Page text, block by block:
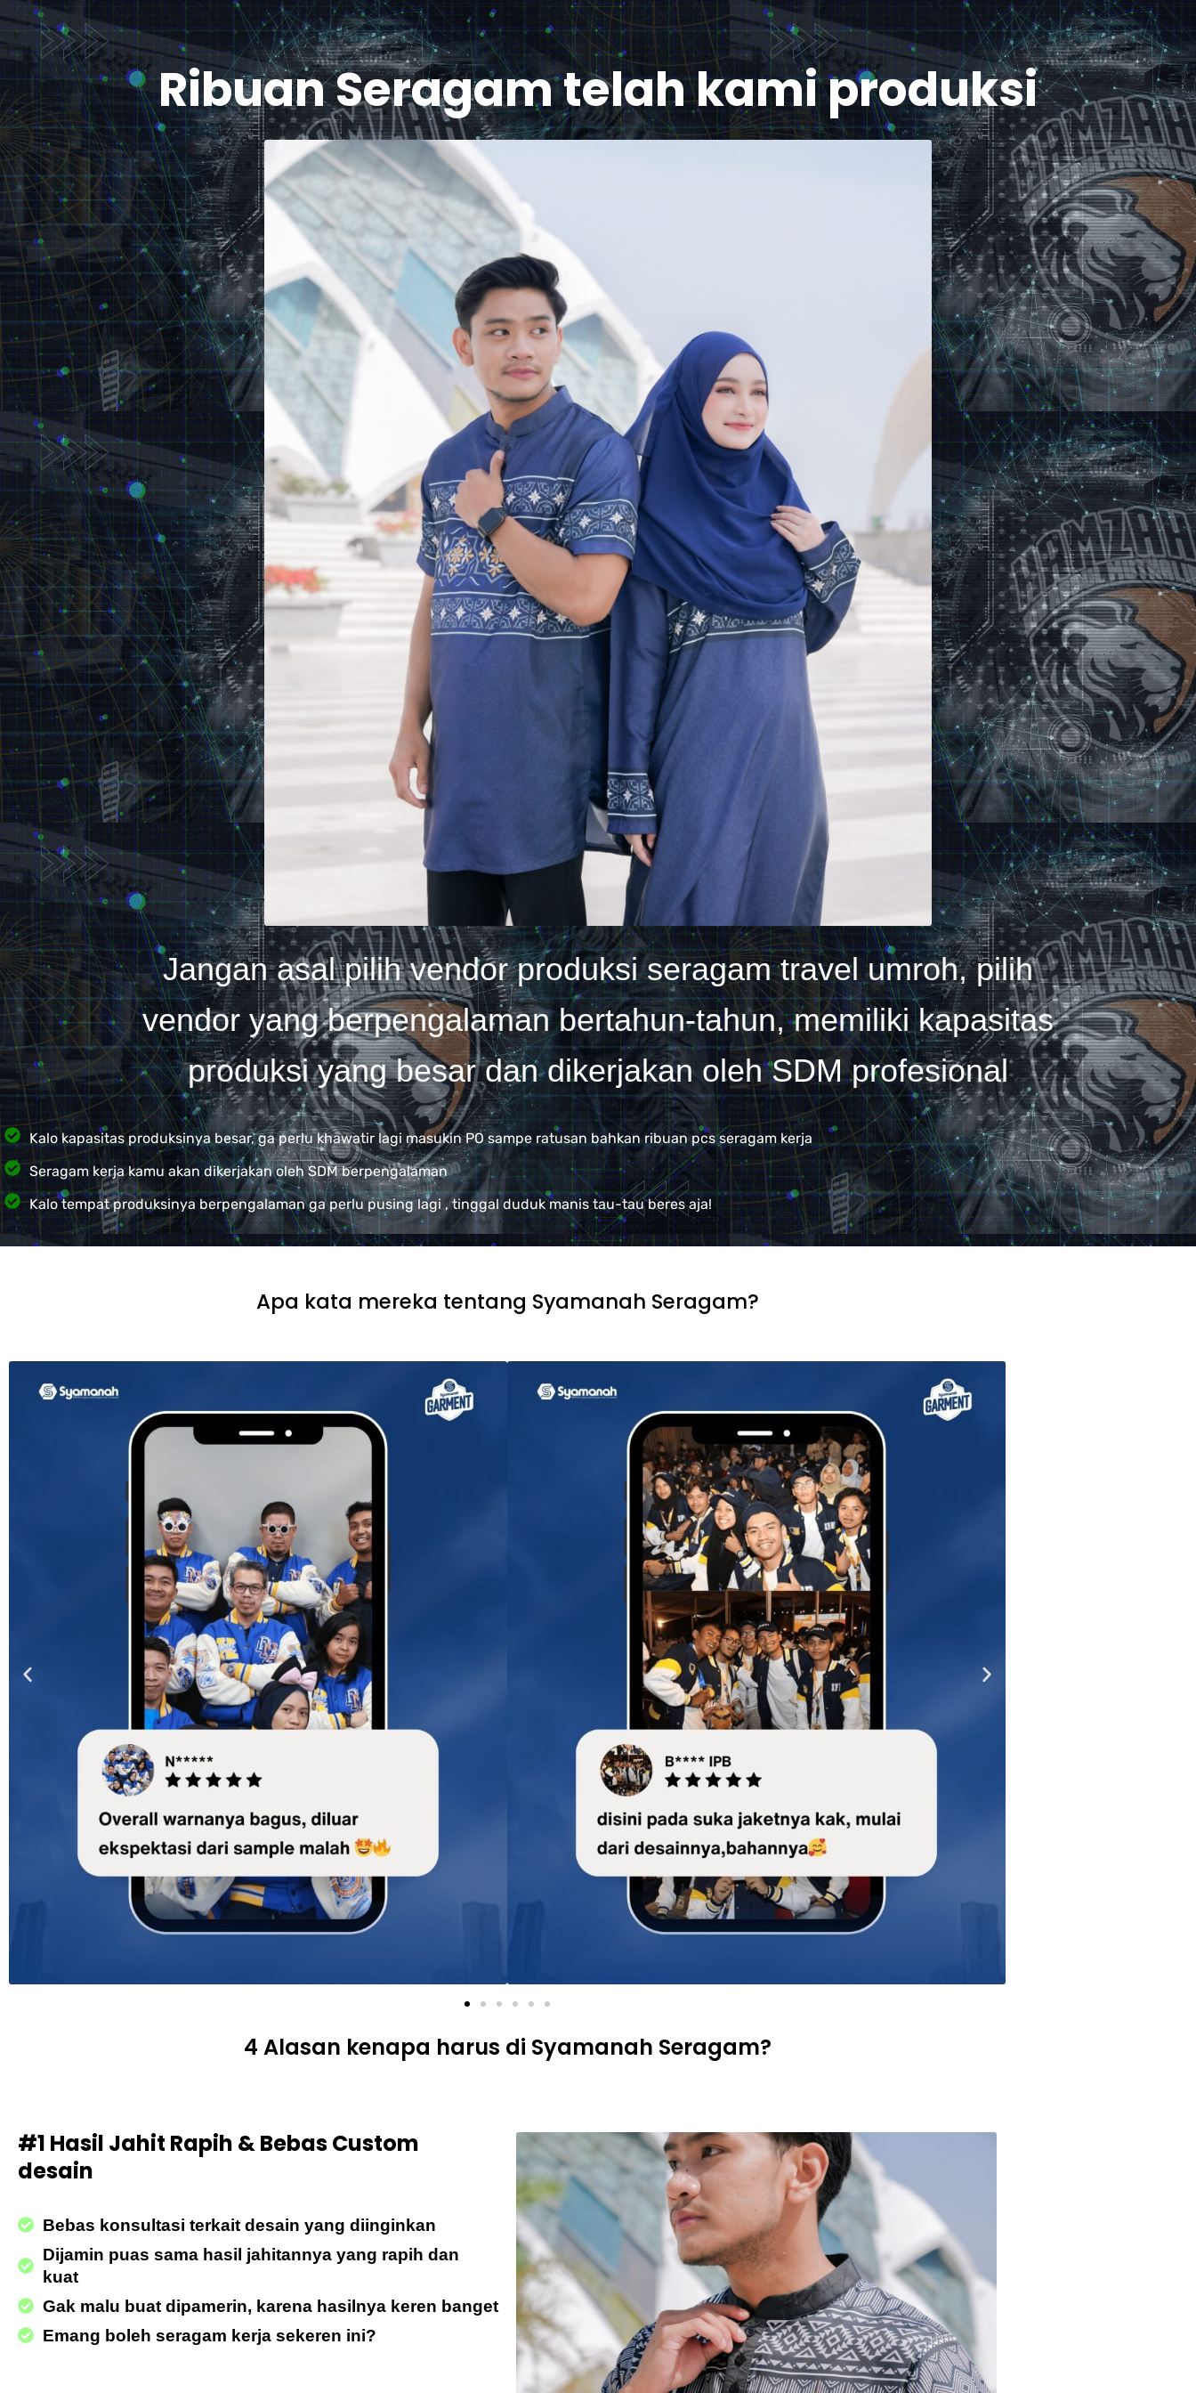
Ribuan Seragamtelah kami produksi
Jangan asal pilih vendor produksi seragam travel umroh, pilih
vendor yang berpengalaman bertahun-tahun, memiliki kapasitas
produksi yang besar dan dikerjakan oleh SDM profesional
Kalo kapasitas produksinya besar, ga perlu khawatir lagi masukin PO sampe ratusan bahkan ribuan pcs seragam kerja
Seragam kerja kamu akan dikerjakan oleh SDM berpengalaman
Kalo tempat produksinya berpengalaman ga perlu pusing lagi , tinggal duduk manis tau-tau beres aja!
Apa kata mereka tentang Syamanah Seragam?
4 Alasan kenapa harus di Syamanah Seragam?
#1 Hasil Jahit Rapih & Bebas Custom
desain
Bebas konsultasi terkait desain yang diinginkan
Dijamin puas sama hasil jahitannya yang rapih dan
kuat
Gak malu buat dipamerin, karena hasilnya keren banget
Emang boleh seragam kerja sekeren ini?